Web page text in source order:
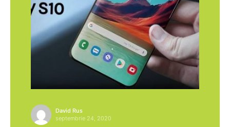
David Rus
septembrie 24, 2020